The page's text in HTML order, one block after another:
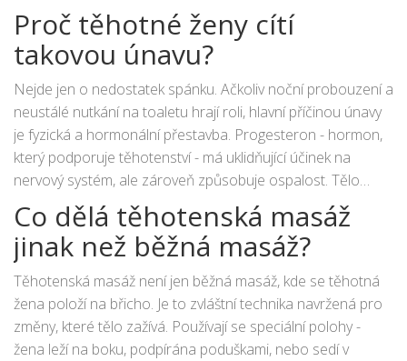
na tuhle novou realitu, přijde další trimestr - a s ním další
vlna vyčerpání. Mnoho těhotných žen si myslí, že musí
přežít únavu sama, ale není to pravda. Těhotenská masáž
není luxus. Je to jedna z nejúčinnějších přirozených metod,
jak obnovit energii, uvolnit napětí a zlepšit celkový pocit
pohody.
Proč těhotné ženy cítí
takovou únavu?
Nejde jen o nedostatek spánku. Ačkoliv noční probouzení a
neustálé nutkání na toaletu hrají roli, hlavní příčinou únavy
je fyzická a hormonální přestavba. Progesteron - hormon,
který podporuje těhotenství - má uklidňující účinek na
nervový systém, ale zároveň způsobuje ospalost. Tělo
vytváří přibližně 50 % více krve, aby mohlo napájet plod, což
zatěžuje srdce a cévy. Kromě toho se tělo snaží udržet
stabilní teplotu, zvětšuje se děloha, což tlačí na plicní a
trávicí orgány, a klouby se uvolňují kvůli hormonu relaxinu.
Všechno toto vyžaduje energii. A když tělo nezíská dostatek
odpočinku, doplňku minerálů nebo podpory, únava se
může změnit v chronickou vyčerpanost.
Co dělá těhotenská masáž
jinak než běžná masáž?
Těhotenská masáž není jen běžná masáž, kde se těhotná
žena položí na břicho. Je to zvláštní technika navržená pro
změny, které tělo zažívá. Používají se speciální polohy -
žena leží na boku, podpírána poduškami, nebo sedí v